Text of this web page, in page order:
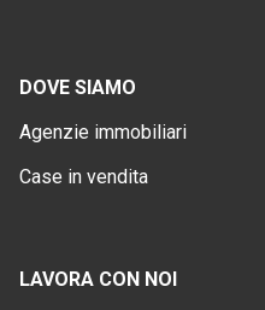
DOVE SIAMO
Agenzie immobiliari
Case in vendita
LAVORA CON NOI